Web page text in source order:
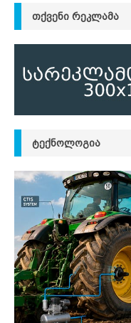
ᲗᲥᲕᲔᲜᲘ ᲠᲔᲙᲚᲐᲛᲐ
ᲢᲔᲥᲜᲝᲚᲝᲒᲘᲐ